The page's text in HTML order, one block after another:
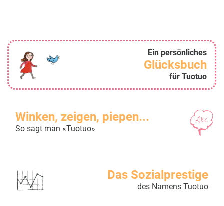
Ein persönliches
Glücksbuch
für Tuotuo
Winken, zeigen, piepen...
So sagt man «Tuotuo»
Das Sozialprestige
des Namens Tuotuo